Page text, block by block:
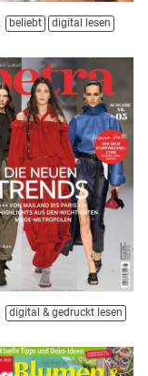
beliebt digital lesen
digital & gedruckt lesen